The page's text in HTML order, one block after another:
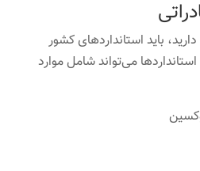
باید استانداردهای کشور
می‌تواند شامل موارد